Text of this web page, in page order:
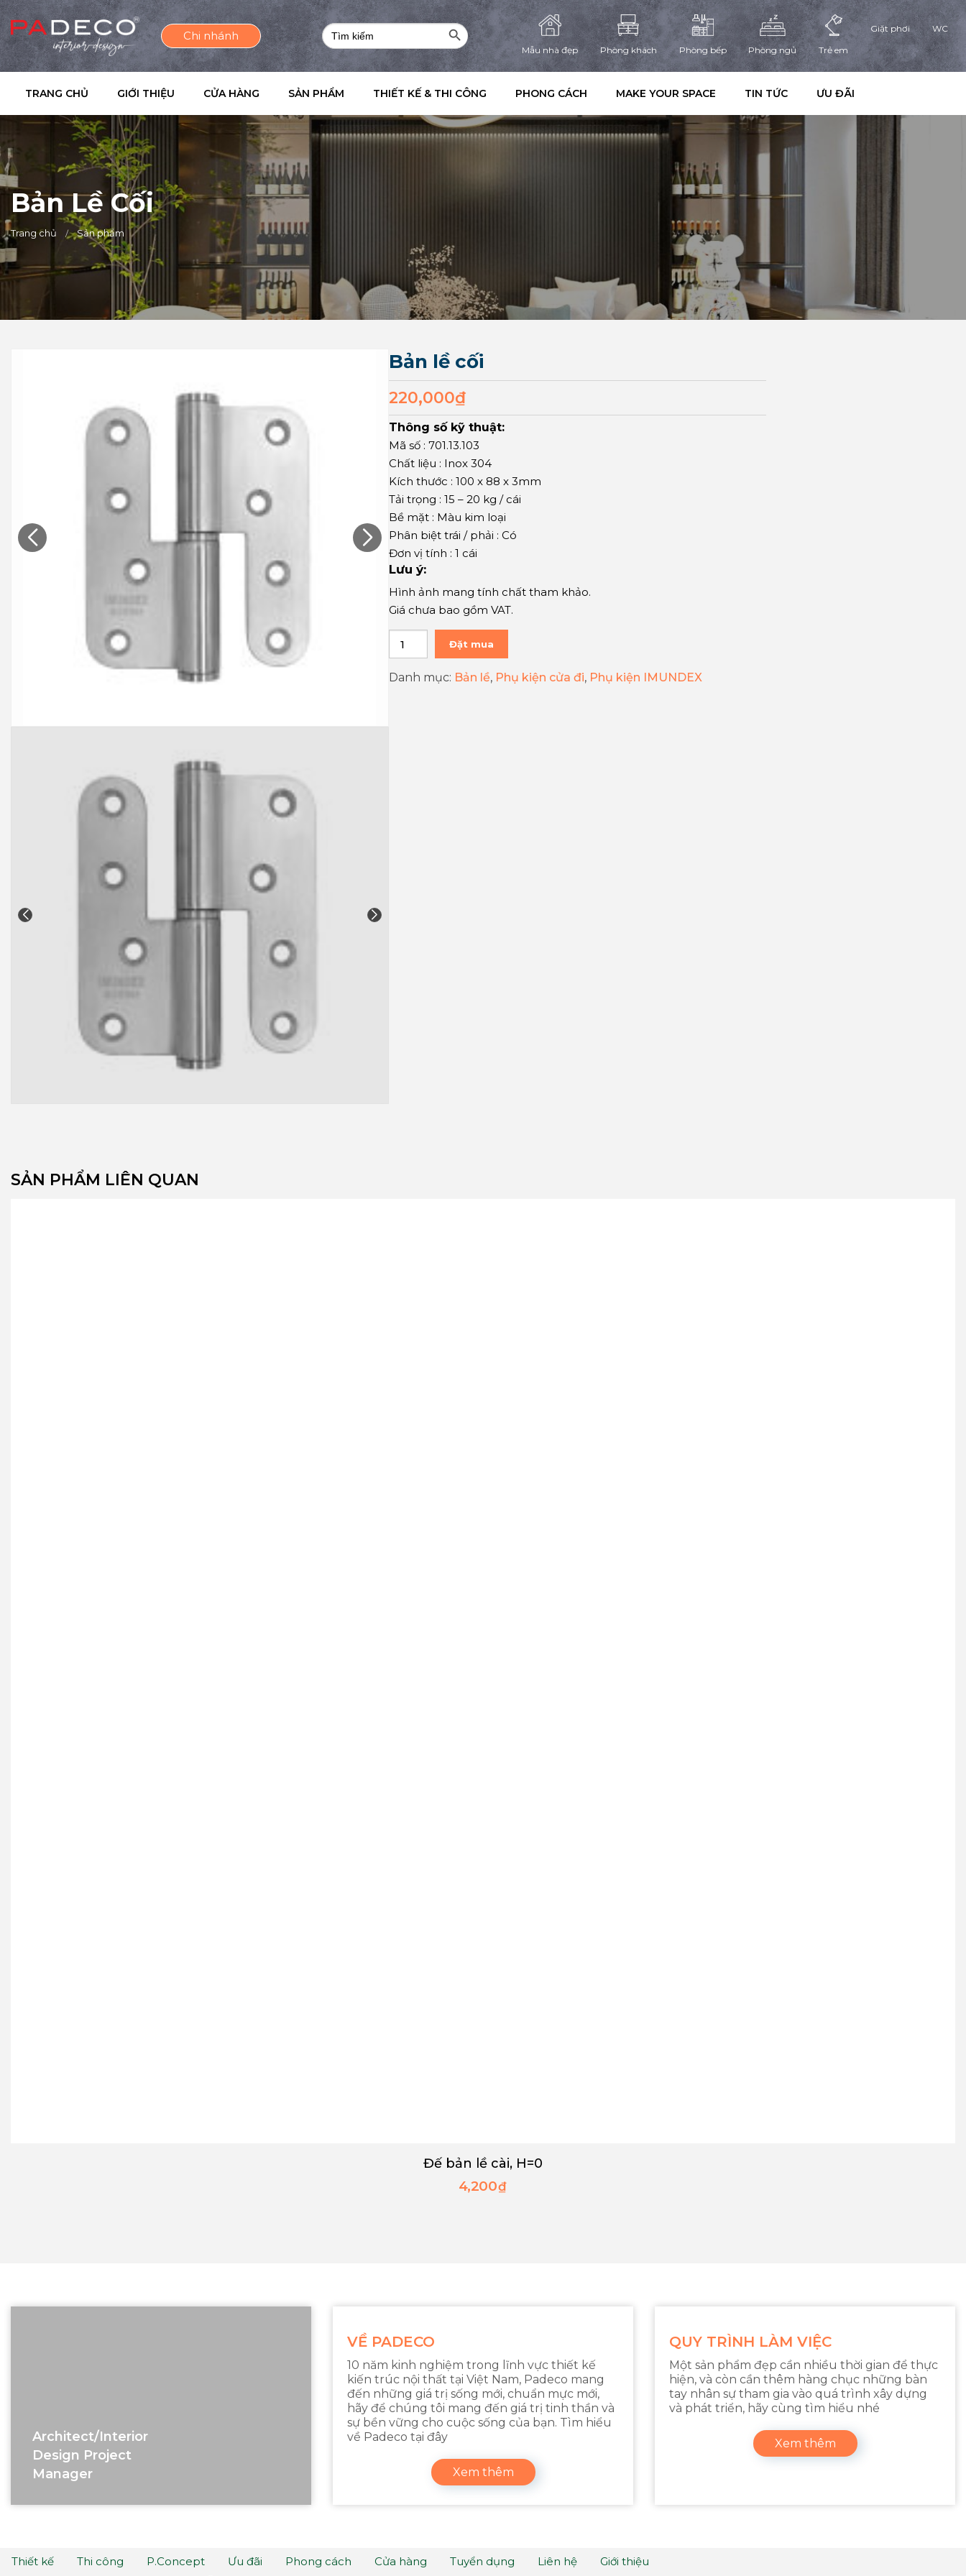
Chi nhánh
Search
for:
Search Button
Mẫu nhà đẹp Phòng khách Phòng bếp Phòng ngủ Trẻ em
Giặt phơi WC
TRANG CHỦ GIỚI THIỆU CỬA HÀNG SẢN PHẨM THIẾT KẾ & THI CÔNG PHONG CÁCH MAKE YOUR SPACE TIN TỨC ƯU ĐÃI
Bản Lề Cối
Trang chủ Sản phẩm
Bản lề cối
220,000₫
Đặt mua
Danh mục: Bản lề, Phụ kiện cửa đi, Phụ kiện IMUNDEX
Thông số kỹ thuật:
Mã số : 701.13.103
Chất liệu : Inox 304
Kích thước : 100 x 88 x 3mm
Tải trọng : 15 – 20 kg / cái
Bề mặt : Màu kim loại
Phân biệt trái / phải : Có
Đơn vị tính : 1 cái
Lưu ý:
Hình ảnh mang tính chất tham khảo.
Giá chưa bao gồm VAT.
SẢN PHẨM LIÊN QUAN
Đế bản lề cài, H=0
4,200₫
Architect/interior
Design Project
Manager
VỀ PADECO
10 năm kinh nghiệm trong lĩnh vực thiết kế
kiến trúc nội thất tại Việt Nam, Padeco mang
đến những giá trị sống mới, chuẩn mực mới,
hãy để chúng tôi mang đến giá trị tinh thần và
sự bền vững cho cuộc sống của bạn. Tìm hiểu
về Padeco tại đây
Xem thêm
QUY TRÌNH LÀM VIỆC
Một sản phẩm đẹp cần nhiều thời gian để thực
hiện, và còn cần thêm hàng chục những bàn
tay nhân sự tham gia vào quá trình xây dựng
và phát triển, hãy cùng tìm hiểu nhé
Xem thêm
Thiết kế Thi công P.Concept Ưu đãi Phong cách Cửa hàng Tuyển dụng Liên hệ Giới thiệu